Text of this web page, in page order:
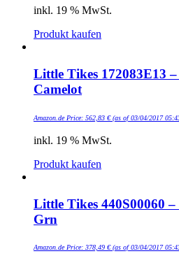
inkl. 19 % MwSt.
Produkt kaufen
Little Tikes 172083E13
Camelot
Amazon.de Price: 562,83 €(as of 03/04/2017
inkl. 19 % MwSt.
Produkt kaufen
Little Tikes 440S00060
Grn
Amazon.de Price: 378,49 €(as of 03/04/2017